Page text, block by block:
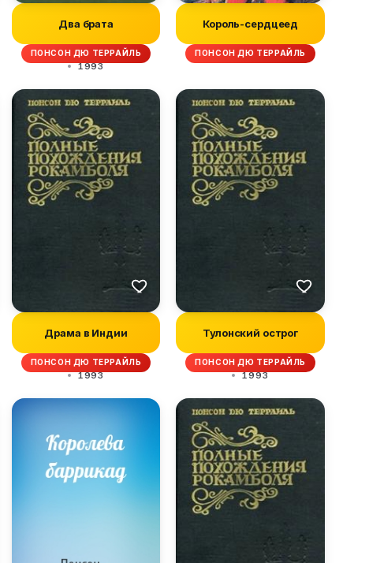
Два брата
ПОНСОН ДЮ ТЕРРАЙЛЬ
1993
Король-сердцеед
ПОНСОН ДЮ ТЕРРАЙЛЬ
Драма в Индии
ПОНСОН ДЮ ТЕРРАЙЛЬ
1993
Тулонский острог
ПОНСОН ДЮ ТЕРРАЙЛЬ
1993